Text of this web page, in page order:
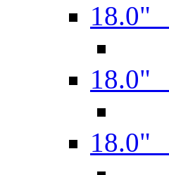
18.0"
18.0"
18.0"